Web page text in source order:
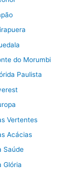
do Morumbi
Paulista
Vertentes
Acácias
Saúde
Glória